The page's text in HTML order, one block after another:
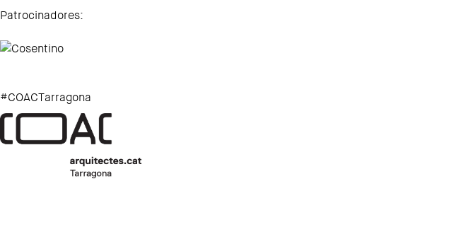
Patrocinadores:
#COACTarragona